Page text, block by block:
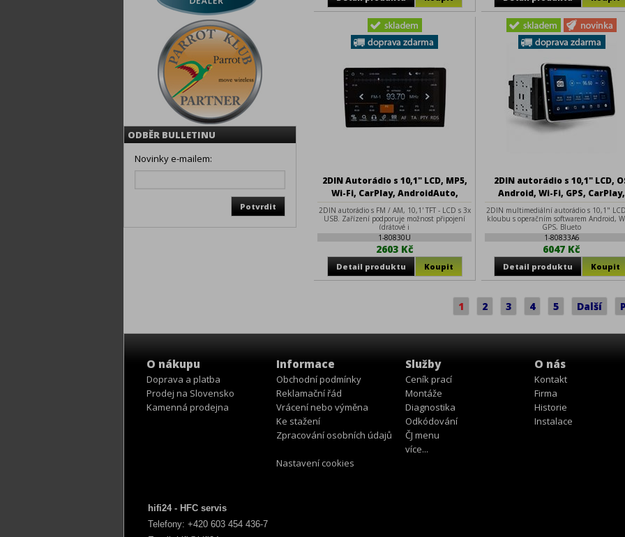
ODBĚR BULLETINU
Novinky e-mailem:
2DIN Autorádio s 10,1" LCD, MP5,
Wi-Fi, CarPlay, AndroidAuto,
Bluetooth, 2x USB
2DIN autorádio s FM / AM, 10,1' TFT - LCD s 3x
USB. Zařízení podporuje možnost připojení
(drátové i
1-80830U
2603 Kč
2DIN autorádio s 10,1" LCD,
Android, Wi-Fi, GPS, CarPlay,
Bluetooth, 2x USB, 4G
2DIN multimediální autorádio s 10,1"
kloubu s operačním softwarem Android,
GPS, Blueto
1-80833A6
6047 Kč
1 2 3 4 5 Další
O nákupu
Doprava a platba
Prodej na Slovensko
Kamenná prodejna
Informace
Obchodní podmínky
Reklamační řád
Vrácení nebo výměna
Ke stažení
Zpracování osobních údajů
Nastavení cookies
Služby
Ceník prací
Montáže
Diagnostika
Odkódování
ČJ menu
více...
O nás
Kontakt
Firma
Historie
Instalace
hifi24 - HFC servis
Telefony: +420 603 454 436-7